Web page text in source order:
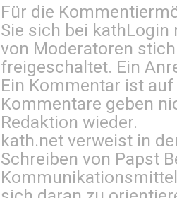
Für die
Sie sich bei kathLogin
von Moderatoren
freigeschaltet. Ein
Ein Kommentar ist
Kommentare geben
Redaktion wieder.
kath.net verweist in
Schreiben von Papst